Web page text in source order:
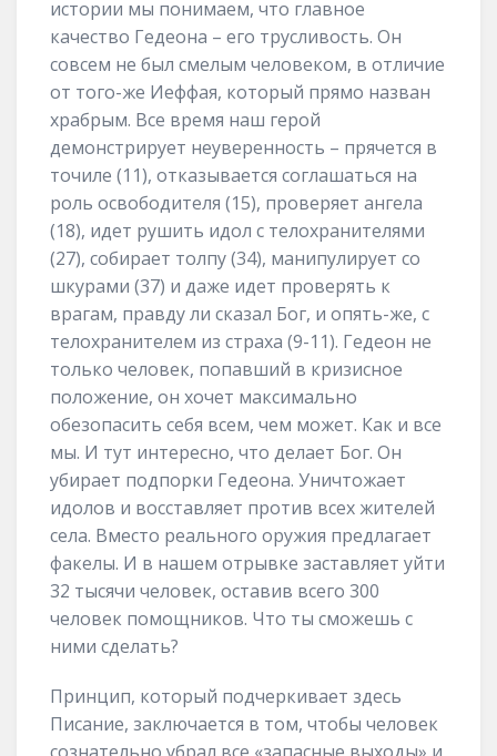
истории мы понимаем, что главное
качество Гедеона – его трусливость. Он
совсем не был смелым человеком, в отличие
от того-же Иеффая, который прямо назван
храбрым. Все время наш герой
демонстрирует неуверенность – прячется в
точиле (11), отказывается соглашаться на
роль освободителя (15), проверяет ангела
(18), идет рушить идол с телохранителями
(27), собирает толпу (34), манипулирует со
шкурами (37) и даже идет проверять к
врагам, правду ли сказал Бог, и опять-же, с
телохранителем из страха (9-11). Гедеон не
только человек, попавший в кризисное
положение, он хочет максимально
обезопасить себя всем, чем может. Как и все
мы. И тут интересно, что делает Бог. Он
убирает подпорки Гедеона. Уничтожает
идолов и восставляет против всех жителей
села. Вместо реального оружия предлагает
факелы. И в нашем отрывке заставляет уйти
32 тысячи человек, оставив всего 300
человек помощников. Что ты сможешь с
ними сделать?
Принцип, который подчеркивает здесь
Писание, заключается в том, чтобы человек